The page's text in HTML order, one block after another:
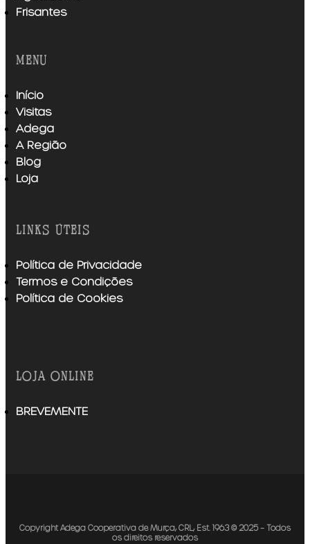
Frisantes
menu
Início
Visitas
Adega
A Região
Blog
Loja
links úteis
Política de Privacidade
Termos e Condições
Política de Cookies
loja online
BREVEMENTE
Copyright Adega Cooperativa de Murça, CRL, Est. 1963 © 2025 – Todos
os direitos reservados